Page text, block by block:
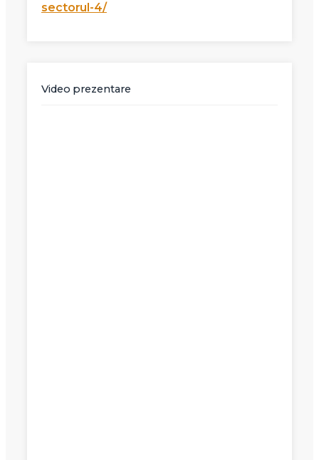
sectorul-4/
Video prezentare